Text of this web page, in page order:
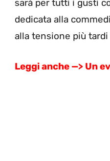
sarà per tutti i gusti
dedicata alla
alla tensione più
Leggi anche —> Un